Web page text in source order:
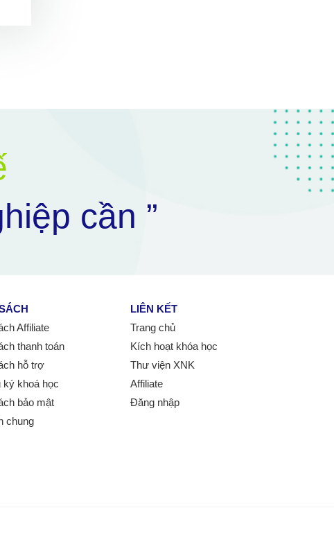
cần ”
Affiliate
thanh toán
hỗ trợ
ký khoá học
bảo mật
chung
LIÊN KẾT
Trang chủ
Kích hoạt khóa học
Thư viện XNK
Affiliate
Đăng nhập